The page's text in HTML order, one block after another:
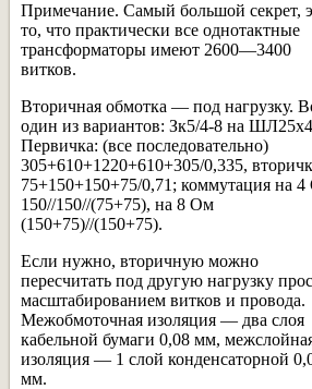
Примечание. Самый большой секрет,
то, что практически все однотактные
трансформаторы имеют 2600—3400
витков.
Вторичная обмотка — под нагрузку.
один из вариантов: Зк5/4-8 на
Первичка: (все последовательно)
305+610+1220+610+305/0,335,
75+150+150+75/0,71; коммутация на
150//150//(75+75), на 8 Ом
(150+75)//(150+75).
Если нужно, вторичную можно
пересчитать под другую нагрузку
масштабированием витков и провода.
Межобмоточная изоляция — два слоя
кабельной бумаги 0,08 мм,
изоляция — 1 слой конденсаторной
мм.